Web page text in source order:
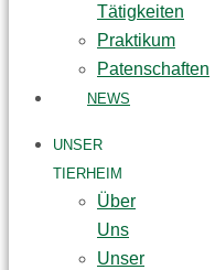
Tätigkeiten
Praktikum
Patenschaften
NEWS
UNSER
TIERHEIM
Über
Uns
Unser